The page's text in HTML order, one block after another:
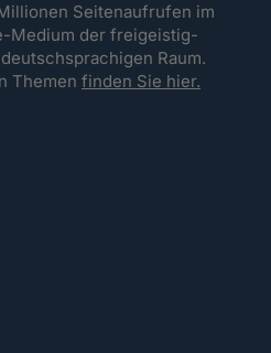
Seitenaufrufen im
Medium der freigeistig-
Raum.
Themenfinden Sie hier.